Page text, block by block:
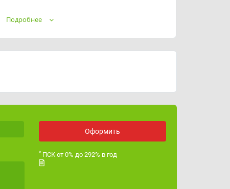
ИНН 4704115365
Подробнее
Оформить
* ПСК от 0% до 292% в год